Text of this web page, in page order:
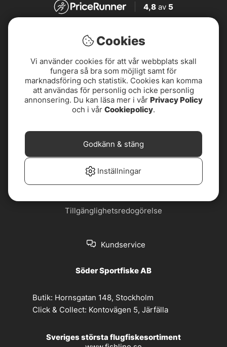
4,8 av 5
4,7
4,7av5
leveransvillkor
Nyhetsbrev
Om oss Privacy policy
Tillgänglighetsredogörelse
Kundservice
Söder Sportfiske AB
Butik: Hornsgatan 148, Stockholm
Click & Collect: Kontovägen 5, Järfälla
Sveriges största flugfiskesortiment
Cookies
Vi använder cookies för att vår webbplats skall
fungera så bra som möjligt samt för
marknadsföring och statistik. Cookies kan komma
att användas för personlig och icke personlig
annonsering. Du kan läsa mer i vår Privacy Policy
och i vår Cookiepolicy.
Inställningar
Godkänn & stäng